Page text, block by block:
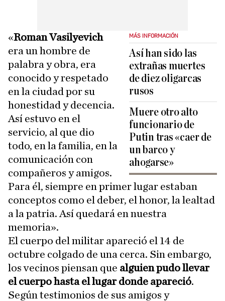
MÁS INFORMACIÓN
Así han sido las
extrañas muertes
de diez oligarcas
rusos
Muere otro alto
funcionario de
Putin tras «caer de
un barco y
ahogarse»
«Roman Vasilyevich
era un hombre de
palabra y obra, era
conocido y respetado
en la ciudad por su
honestidad y decencia.
Así estuvo en el
servicio, al que dio
todo, en la familia, en la
comunicación con
compañeros y amigos.
Para él, siempre en primer lugar estaban
conceptos como el deber, el honor, la lealtad
a la patria. Así quedará en nuestra
memoria».
El cuerpo del militar apareció el 14 de
octubre colgado de una cerca. Sin embargo,
los vecinos piensan que alguien pudo llevar
el cuerpo hasta el lugar donde apareció.
Según testimonios de sus amigos y